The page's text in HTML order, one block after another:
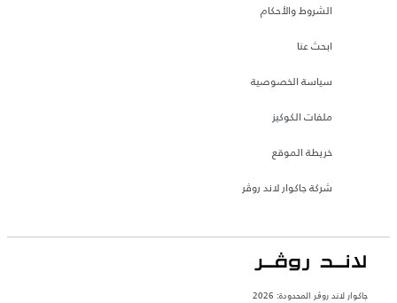
الشروط والأحكام
ابحث عنا
سياسة الخصوصية
ملفات الكوكيز
خريطة الموقع
شركة جاكوار لاند روڤر
جاكوار لاند روڨر المحدودة: 2026